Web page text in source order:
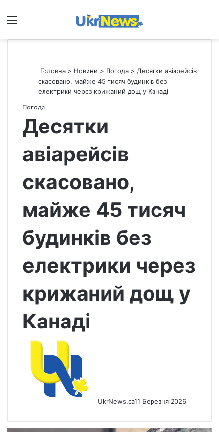
Меню
Головна > Новини > Погода > Десятки авіарейсів
скасовано, майже 45 тисяч будинків без
електрики через крижаний дощ у Канаді
Погода
Десятки
авіарейсів
скасовано,
майже 45 тисяч
будинків без
електрики через
крижаний дощ у
Канаді
UkrNews.ca11 Березня 2026